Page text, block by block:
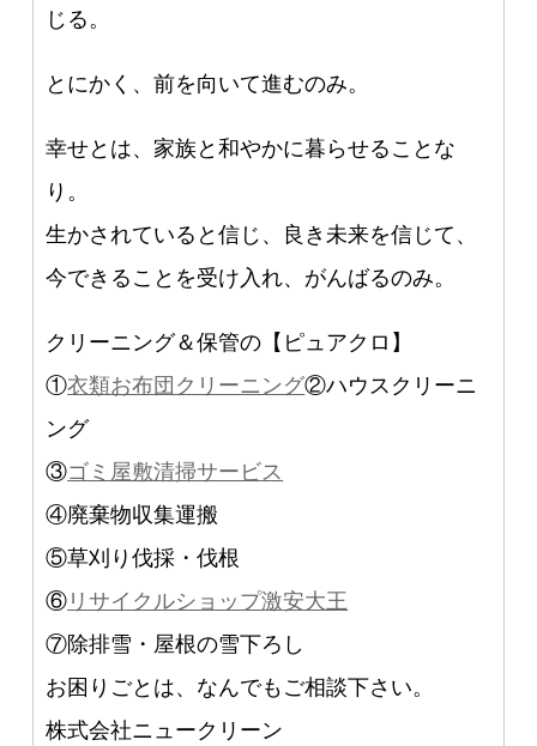
じる。
とにかく、前を向いて進むのみ。
幸せとは、家族と和やかに暮らせることな
り。
生かされていると信じ、良き未来を信じて、
今できることを受け入れ、がんばるのみ。
クリーニング＆保管の【ピュアクロ】
①衣類お布団クリーニング②ハウスクリーニ
ング
③ゴミ屋敷清掃サービス
④廃棄物収集運搬
⑤草刈り伐採・伐根
⑥ リサイクルショップ激安大王
⑦除排雪・屋根の雪下ろし
お困りごとは、なんでもご相談下さい。
株式会社ニュークリーン